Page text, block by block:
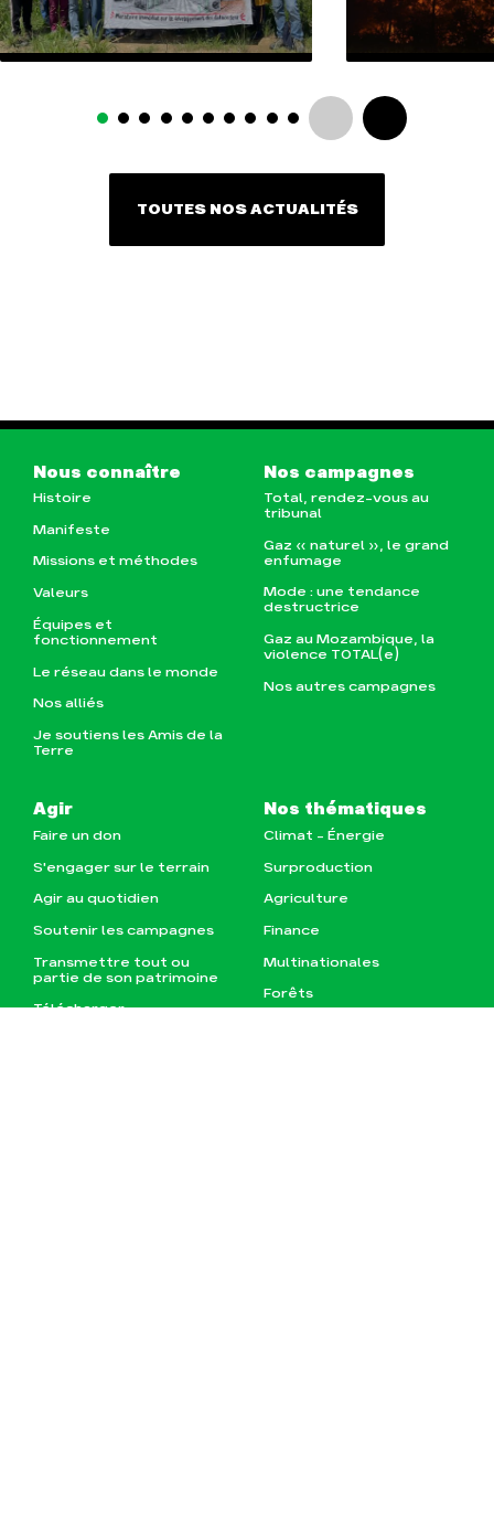
TOUTES NOS ACTUALITÉS
Nous connaître
Histoire
Manifeste
Missions et méthodes
Valeurs
Équipes et
fonctionnement
Le réseau dans le monde
Nos alliés
Je soutiens les Amis de la
Terre
Nos campagnes
Total, rendez-vous au
tribunal
Gaz « naturel », le grand
enfumage
Mode : une tendance
destructrice
Gaz au Mozambique, la
violence TOTAL(e)
Nos autres campagnes
Agir
Faire un don
S'engager sur le terrain
Agir au quotidien
Soutenir les campagnes
Transmettre tout ou
partie de son patrimoine
Télécharger
Nos thématiques
Climat – Énergie
Surproduction
Agriculture
Finance
Multinationales
Forêts